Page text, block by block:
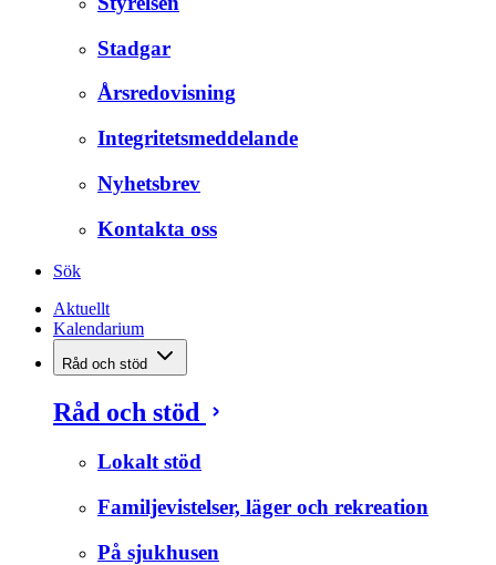
Stadgar
Årsredovisning
Integritetsmeddelande
Nyhetsbrev
Kontakta oss
Sök
Aktuellt
Kalendarium
Råd och stöd
Råd och stöd
Lokalt stöd
Familjevistelser, läger och rekreation
På sjukhusen